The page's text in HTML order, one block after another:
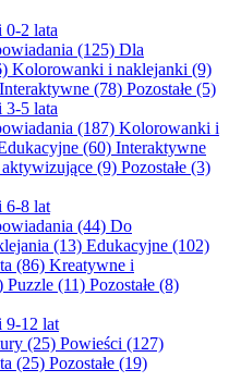
0-2 lata
(125) Dla
Kolorowanki i naklejanki (9)
Interaktywne (78) Pozostałe (5)
3-5 lata
(187) Kolorowanki i
(60) Interaktywne
(9) Pozostałe (3)
6-8 lat
(44) Do
(13) Edukacyjne (102)
(86) Kreatywne i
Puzzle (11) Pozostałe (8)
9-12 lat
(25) Powieści (127)
(25) Pozostałe (19)